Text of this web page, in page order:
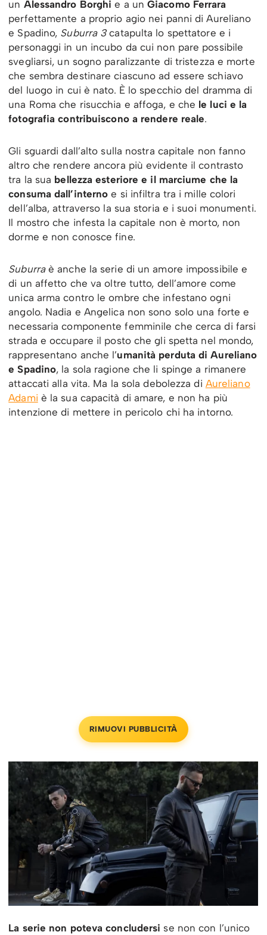
un Alessandro Borghi e a unGiacomo Ferrara
perfettamente a proprio agio nei panni di Aureliano
e Spadino, Suburra 3catapulta lo spettatore e i
personaggi in un incubo da cui non pare possibile
svegliarsi, un sogno paralizzante di tristezza e morte
che sembra destinare ciascuno ad essere schiavo
del luogo in cui è nato. È lo specchio del dramma di
una Roma che risucchia e affoga, e che le luci e la
fotografia contribuiscono a rendere reale.
Gli sguardi dall’alto sulla nostra capitale non fanno
altro che rendere ancora più evidente il contrasto
tra la sua bellezza esteriore e il marciume che la
consuma dall’interno e si infiltra tra i mille colori
dell’alba, attraverso la sua storia e i suoi monumenti.
Il mostro che infesta la capitale non è morto, non
dorme e non conosce fine.
Suburraè anche la serie di un amore impossibile e
di un affetto che va oltre tutto, dell’amore come
unica arma contro le ombre che infestano ogni
angolo. Nadia e Angelica non sono solo una forte e
necessaria componente femminile che cerca di farsi
strada e occupare il posto che gli spetta nel mondo,
rappresentano anche l’umanità perduta di Aureliano
e Spadino, la sola ragione che li spinge a rimanere
attaccati alla vita. Ma la sola debolezza di Aureliano
Adami è la sua capacità di amare, e non ha più
intenzione di mettere in pericolo chi ha intorno.
RIMUOVI PUBBLICITÀ
La serie non poteva concludersi se non con l’unico